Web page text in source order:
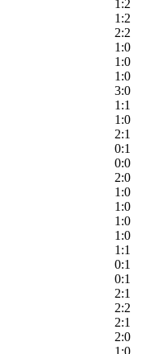
1:2
1:2
2:2
1:0
1:0
1:0
3:0
1:1
1:0
2:1
0:1
0:0
2:0
1:0
1:0
1:0
1:0
1:1
0:1
0:1
2:1
2:2
2:1
2:0